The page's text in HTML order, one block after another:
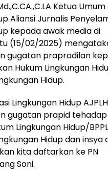
Ketua
Aliansi Jurnalis
kepada awak media di
(15/02/2025)
gugatan prapradilan
Hukum Lingkungan
Hidup.
Lingkungan Hidup
gugatan prapid
Lingkungan Hidup/
Hidup dan insya
kita daftarkan ke PN
Soni.